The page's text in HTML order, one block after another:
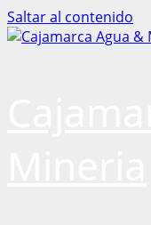
Saltar al contenido